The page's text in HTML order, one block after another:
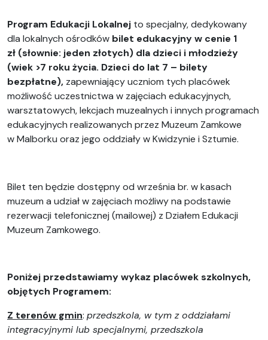
Program Edukacji Lokalnej to specjalny, dedykowany
dla lokalnych ośrodków bilet edukacyjny w cenie 1
zł (słownie: jeden złotych) dla dzieci i młodzieży
(wiek >7 roku życia. Dzieci do lat 7 – bilety
bezpłatne), zapewniający uczniom tych placówek
możliwość uczestnictwa w zajęciach edukacyjnych,
warsztatowych, lekcjach muzealnych i innych programach
edukacyjnych realizowanych przez Muzeum Zamkowe
w Malborku oraz jego oddziały w Kwidzynie i Sztumie.
Bilet ten będzie dostępny od września br. w kasach
muzeum a udział w zajęciach możliwy na podstawie
rezerwacji telefonicznej (mailowej) z Działem Edukacji
Muzeum Zamkowego.
Poniżej przedstawiamy wykaz placówek szkolnych,
objętych Programem:
Z terenów gmin: przedszkola, w tym z oddziałami
integracyjnymi lub specjalnymi, przedszkola